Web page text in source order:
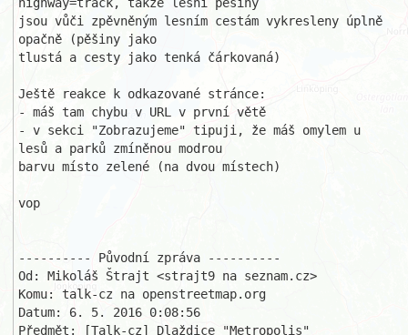
jsou vůči zpěvněným lesním cestám vykresleny úplně
opačně (pěšiny jako
tlustá a cesty jako tenká čárkovaná)
Ještě reakce k odkazované stránce:
- máš tam chybu v URL v první větě
- v sekci "Zobrazujeme" tipuji, že máš omylem u
lesů a parků zmíněnou modrou
barvu místo zelené (na dvou místech)
vop
---------- Původní zpráva ----------
Od: Mikoláš Štrajt <strajt9 na seznam.cz>
Komu: talk-cz na openstreetmap.org
Datum: 6. 5. 2016 0:08:56
Předmět: [Talk-cz] Dlaždice "Metropolis"